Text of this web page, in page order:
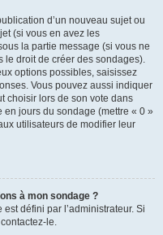
d’un nouveau sujet ou
(si vous en avez les
la partie message (si vous ne
le droit de créer des sondages).
options possibles, saisissez
Vous pouvez aussi indiquer
choisir lors de son vote dans
en jours du sondage (mettre « 0 »
utilisateurs de modifier leur
à mon sondage ?
défini par l’administrateur. Si
le.